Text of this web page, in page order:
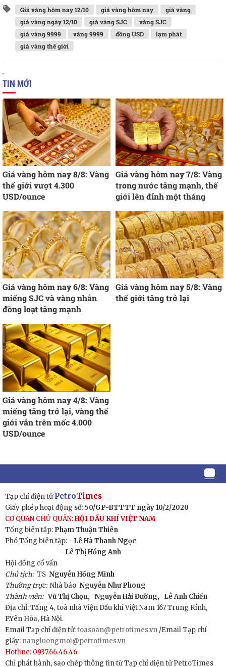
Giá vàng hôm nay 12/10 giá vàng hôm nay
giá vàng
giá vàng ngày 12/10
giá vàng SJC
vàng SJC
giá vàng 9999
vàng 9999 đồng USD
lạm phát
giá vàng thế giới
TIN MỚI
Giá vàng hôm nay 8/8: Vàng
thế giới vượt 4.300
USD/ounce
Giá vàng hôm nay 7/8: Vàng
trong nước tăng mạnh, thế
giới lên đỉnh một tháng
Giá vàng hôm nay 6/8: Vàng
miếng SJC và vàng nhẫn
đồng loạt tăng mạnh
Giá vàng hôm nay 5/8: Vàng
thế giới tăng trở lại
Giá vàng hôm nay 4/8: Vàng
miếng tăng trở lại, vàng thế
giới vẫn trên mốc 4.000
USD/ounce
Tạp chí điện tửPetroTimes
Giấy phép hoạt động số: 50/GP-BTTTT ngày 10/2/2020
CƠ QUAN CHỦ QUẢN:HỘI DẦU KHÍ VIỆT NAM
Tổng biên tập: Phạm Thuận Thiên
Phó Tổng biên tập: - Lê Hà Thanh Ngọc
- Lê Thị Hồng Anh
Hội đồng cố vấn
Chủ tịch:TS Nguyễn Hồng Minh
Thường trực: Nhà báo Nguyễn Như Phong
Thành viên: Vũ Thị Chọn, Nguyễn Hải Đường,
Lê Anh Chiến
Địa chỉ: Tầng 4, toà nhà Viện Dầu khí Việt Nam 167 Trung Kính,
P.Yên Hòa, Hà Nội.
Email Tạp chí điện tử:toasoan@petrotimes.vn /Email Tạp chí
giấy: nangluongmoi@petrotimes.vn
Hotline: 0937.66.46.46
Chỉ phát hành, sao chép thông tin từ Tạp chí điện tử PetroTimes